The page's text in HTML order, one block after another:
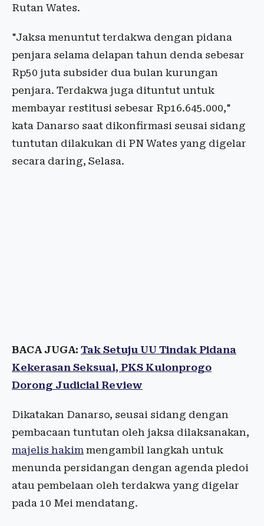
Rutan Wates.
"Jaksa menuntut terdakwa dengan pidana
penjara selama delapan tahun denda sebesar
Rp50 juta subsider dua bulan kurungan
penjara. Terdakwa juga dituntut untuk
membayar restitusi sebesar Rp16.645.000,"
kata Danarso saat dikonfirmasi seusai sidang
tuntutan dilakukan di PN Wates yang digelar
secara daring, Selasa.
BACA JUGA: Tak Setuju UU Tindak Pidana
Kekerasan Seksual, PKS Kulonprogo
Dorong Judicial Review
Dikatakan Danarso, seusai sidang dengan
pembacaan tuntutan oleh jaksa dilaksanakan,
majelis hakim mengambil langkah untuk
menunda persidangan dengan agenda pledoi
atau pembelaan oleh terdakwa yang digelar
pada 10 Mei mendatang.